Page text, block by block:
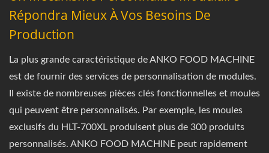
Répondra Mieux À Vos Besoins De
Production
La plus grande caractéristique de ANKO FOOD MACHINE
est de fournir des services de personnalisation de modules.
Il existe de nombreuses pièces clés fonctionnelles et moules
qui peuvent être personnalisés. Par exemple, les moules
exclusifs du HLT-700XL produisent plus de 300 produits
personnalisés. ANKO FOOD MACHINE peut rapidement